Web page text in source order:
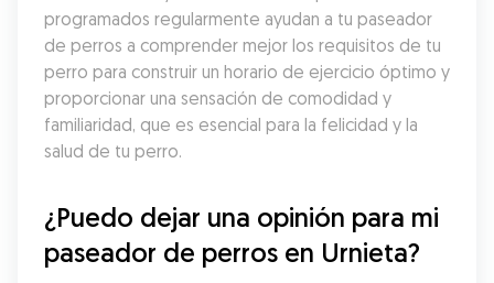
programados regularmente ayudan a tu paseador
de perros a comprender mejor los requisitos de tu
perro para construir un horario de ejercicio óptimo y
proporcionar una sensación de comodidad y
familiaridad, que es esencial para la felicidad y la
salud de tu perro.
¿Puedo dejar una opinión para mi
paseador de perros en Urnieta?